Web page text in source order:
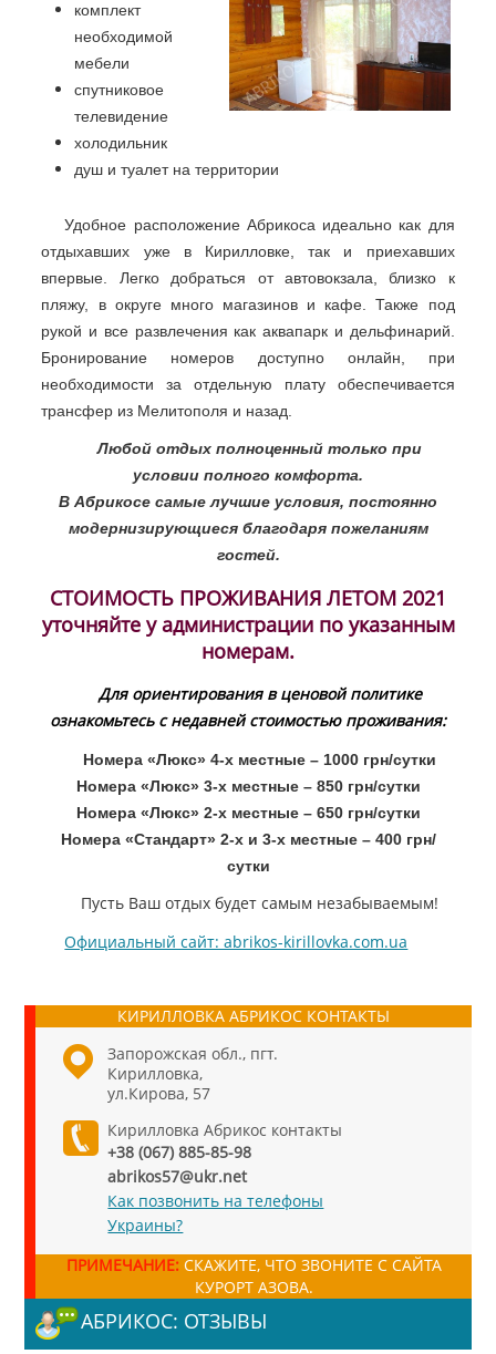
комплект
необходимой
мебели
спутниковое
телевидение
холодильник
душ и туалет на территории
Удобное расположение Абрикоса идеально как для
отдыхавших уже в Кирилловке, так и приехавших
впервые. Легко добраться от автовокзала, близко к
пляжу, в округе много магазинов и кафе. Также под
рукой и все развлечения как аквапарк и дельфинарий.
Бронирование номеров доступно онлайн, при
необходимости за отдельную плату обеспечивается
трансфер из Мелитополя и назад.
Любой отдых полноценный только при
условии полного комфорта.
В Абрикосе самые лучшие условия, постоянно
модернизирующиеся благодаря пожеланиям
гостей.
СТОИМОСТЬ ПРОЖИВАНИЯ ЛЕТОМ 2021
уточняйте у администрации по указанным
номерам.
Для ориентирования в ценовой политике
ознакомьтесь с недавней стоимостью проживания:
Номера «Люкс» 4-х местные – 1000 грн/сутки
Номера «Люкс» 3-х местные – 850 грн/сутки
Номера «Люкс» 2-х местные – 650 грн/сутки
Номера «Стандарт» 2-х и 3-х местные – 400 грн/
сутки
Пусть Ваш отдых будет самым незабываемым!
Официальный сайт: abrikos-kirillovka.com.ua
КИРИЛЛОВКА АБРИКОС КОНТАКТЫ
Запорожская обл., пгт.
Кирилловка,
ул.Кирова, 57
Кирилловка Абрикос контакты
+38 (067) 885-85-98
abrikos57@ukr.net
Как позвонить на телефоны
Украины?
ПРИМЕЧАНИЕ:СКАЖИТЕ, ЧТО ЗВОНИТЕ С САЙТА
КУРОРТ АЗОВА.
АБРИКОС: ОТЗЫВЫ